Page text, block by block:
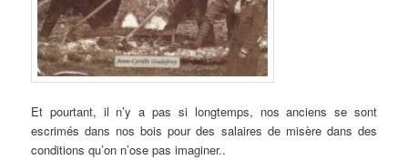
Et pourtant, il n’y a pas si longtemps, nos anciens se sont
escrimés dans nos bois pour des salaires de misère dans des
conditions qu’on n’ose pas imaginer..